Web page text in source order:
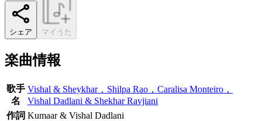
シェア マイうた
楽曲情報
歌手
名
Vishal & Sheykhar，Shilpa Rao，Caralisa Monteiro，
Vishal Dadlani & Shekhar Ravjiani
作詞 Kumaar & Vishal Dadlani